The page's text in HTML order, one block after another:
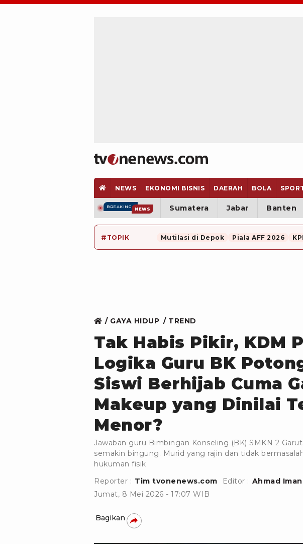
NEWS EKONOMI BISNIS DAERAH BOLA
BREAKING NEWS Sumatera Jabar Banten
# TOPIK Mutilasi di Depok Piala AFF 2026
GAYA HIDUP TREND
Tak Habis Pikir, KDM
Logika Guru BK
Siswi Berhijab Cuma
Makeup yang Dinilai
Menor?
Jawaban guru Bimbingan Konseling (BK) SMKN 2
semakin bingung. Murid yang rajin dan tidak
hukuman fisik
Reporter : Tim tvonenews.com Editor : Ahmad
Jumat, 8 Mei 2026 - 17:07 WIB
Bagikan